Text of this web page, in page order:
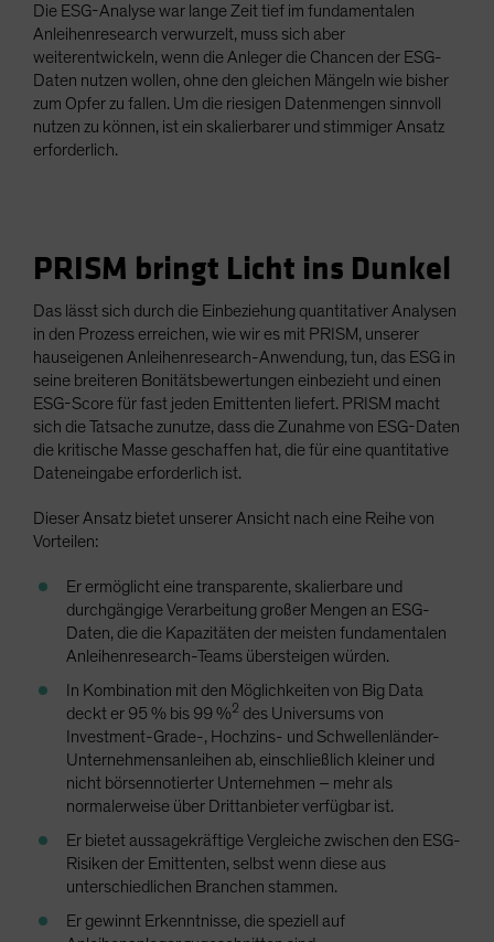
Die ESG-Analyse war lange Zeit tief im fundamentalen
Anleihenresearch verwurzelt, muss sich aber
weiterentwickeln, wenn die Anleger die Chancen der ESG-
Daten nutzen wollen, ohne den gleichen Mängeln wie bisher
zum Opfer zu fallen. Um die riesigen Datenmengen sinnvoll
nutzen zu können, ist ein skalierbarer und stimmiger Ansatz
erforderlich.
PRISM bringt Licht ins Dunkel
Das lässt sich durch die Einbeziehung quantitativer Analysen
in den Prozess erreichen, wie wir es mit PRISM, unserer
hauseigenen Anleihenresearch-Anwendung, tun, das ESG in
seine breiteren Bonitätsbewertungen einbezieht und einen
ESG-Score für fast jeden Emittenten liefert. PRISM macht
sich die Tatsache zunutze, dass die Zunahme von ESG-Daten
die kritische Masse geschaffen hat, die für eine quantitative
Dateneingabe erforderlich ist.
Dieser Ansatz bietet unserer Ansicht nach eine Reihe von
Vorteilen:
Er ermöglicht eine transparente, skalierbare und
durchgängige Verarbeitung großer Mengen an ESG-
Daten, die die Kapazitäten der meisten fundamentalen
Anleihenresearch-Teams übersteigen würden.
In Kombination mit den Möglichkeiten von Big Data
deckt er 95 % bis 99 %2 des Universums von
Investment-Grade-, Hochzins- und Schwellenländer-
Unternehmensanleihen ab, einschließlich kleiner und
nicht börsennotierter Unternehmen – mehr als
normalerweise über Drittanbieter verfügbar ist.
Er bietet aussagekräftige Vergleiche zwischen den ESG-
Risiken der Emittenten, selbst wenn diese aus
unterschiedlichen Branchen stammen.
Er gewinnt Erkenntnisse, die speziell auf